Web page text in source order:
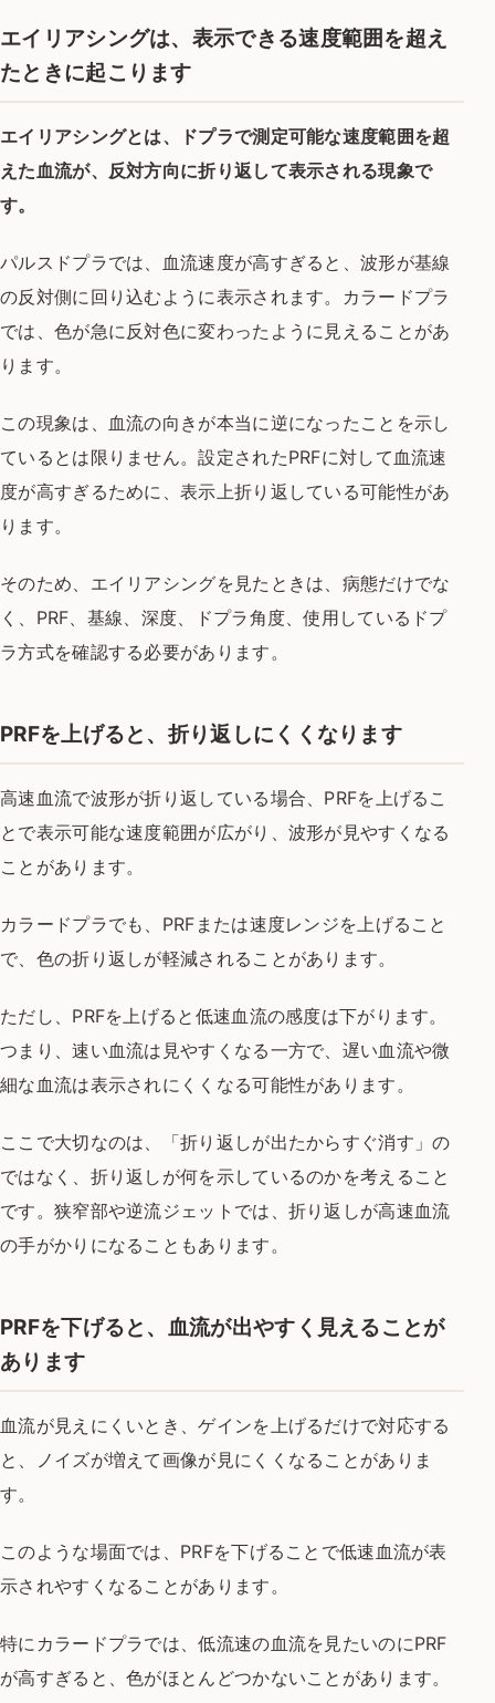
エイリアシングは、表示できる速度範囲を超え
たときに起こります
エイリアシングとは、ドプラで測定可能な速度範囲を超
えた血流が、反対方向に折り返して表示される現象で
す。
パルスドプラでは、血流速度が高すぎると、波形が基線
の反対側に回り込むように表示されます。カラードプラ
では、色が急に反対色に変わったように見えることがあ
ります。
この現象は、血流の向きが本当に逆になったことを示し
ているとは限りません。設定されたPRFに対して血流速
度が高すぎるために、表示上折り返している可能性があ
ります。
そのため、エイリアシングを見たときは、病態だけでな
く、PRF、基線、深度、ドプラ角度、使用しているドプ
ラ方式を確認する必要があります。
PRFを上げると、折り返しにくくなります
高速血流で波形が折り返している場合、PRFを上げるこ
とで表示可能な速度範囲が広がり、波形が見やすくなる
ことがあります。
カラードプラでも、PRFまたは速度レンジを上げること
で、色の折り返しが軽減されることがあります。
ただし、PRFを上げると低速血流の感度は下がります。
つまり、速い血流は見やすくなる一方で、遅い血流や微
細な血流は表示されにくくなる可能性があります。
ここで大切なのは、「折り返しが出たからすぐ消す」の
ではなく、折り返しが何を示しているのかを考えること
です。狭窄部や逆流ジェットでは、折り返しが高速血流
の手がかりになることもあります。
PRFを下げると、血流が出やすく見えることが
あります
血流が見えにくいとき、ゲインを上げるだけで対応する
と、ノイズが増えて画像が見にくくなることがありま
す。
このような場面では、PRFを下げることで低速血流が表
示されやすくなることがあります。
特にカラードプラでは、低流速の血流を見たいのにPRF
が高すぎると、色がほとんどつかないことがあります。